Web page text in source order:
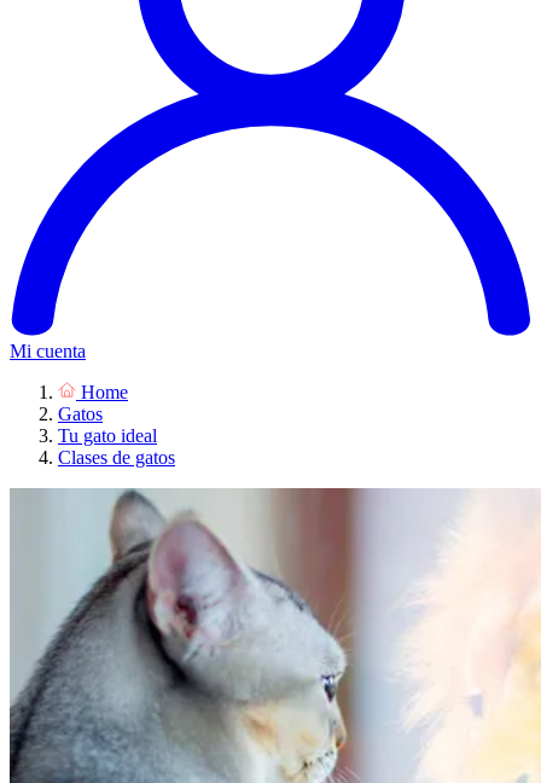
Mi cuenta
Home
Gatos
Tu gato ideal
Clases de gatos